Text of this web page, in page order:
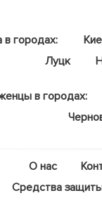
в городах:
Луцк
в городах:
О нас
Средства